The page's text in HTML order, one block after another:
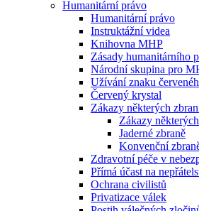
Humanitární právo
Humanitární právo
Instruktážní videa
Knihovna MHP
Zásady humanitárního
Národní skupina pro
Užívání znaku
Červený krystal
Zákazy některých
Zákazy
Jaderné zbraně
Konvenční
Zdravotní péče v
Přímá účast na
Ochrana civilistů
Privatizace válek